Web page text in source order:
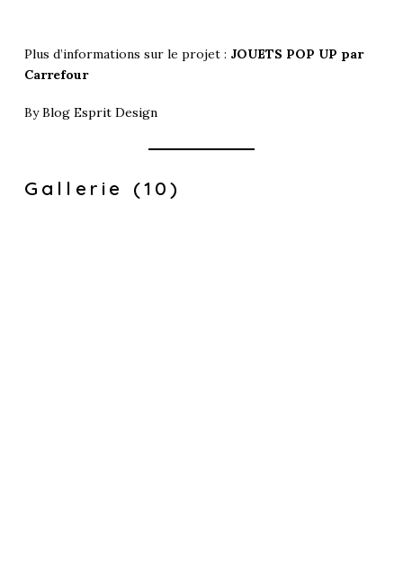
Plus d’informations sur le projet : JOUETS POP UP par
Carrefour
ByBlog Esprit Design
Gallerie (10)